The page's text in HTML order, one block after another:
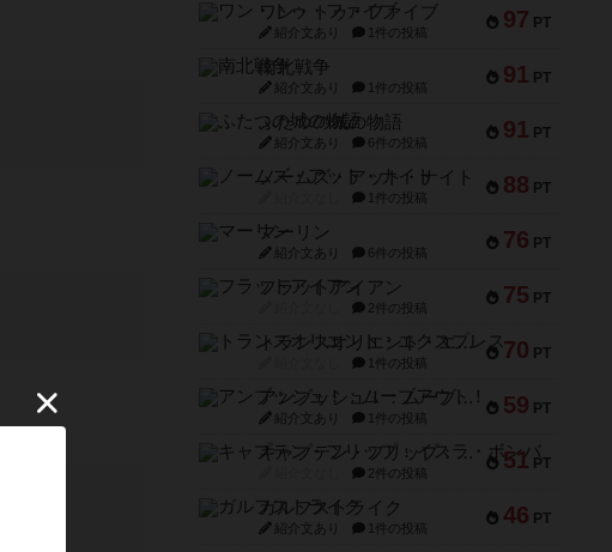
97 PT
ワン・トゥ・ファイブ
紹介文あり 1件の投稿
91 PT
南北戦争
紹介文あり 1件の投稿
91 PT
ふたつの城の物語
紹介文あり 6件の投稿
88 PT
ノームズ・アット・ナイト
1件の投稿
76 PT
マーリン
紹介文あり 6件の投稿
75 PT
フラットアイアン
2件の投稿
70 PT
トランスオリエント・エクスプレス
1件の投稿
59 PT
アンブッシュ！：ムーブアウト！
紹介文あり 1件の投稿
51 PT
キャプテン・フリップ：イスラ・ボンバ
2件の投稿
46 PT
ガルフストライク
紹介文あり 1件の投稿